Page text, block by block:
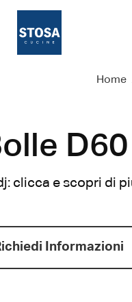
Home
clicca e scopri di
Informazioni